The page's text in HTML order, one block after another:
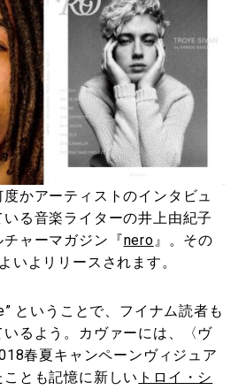
#フイナムのYouTube
#FOCUS IT #AH.H
#MUSIC #MOVIE
#OUTDOOR
HANDBOOK
度かアーティストのインタビュ
る音楽ライターの井上由紀子
ャーマガジン『nero』。その
いよリリースされます。
ということで、フイナム読者も
るよう。カヴァーには、〈ヴ
春夏キャンペーンヴィジュア
とも記憶に新しい トロイ・シ